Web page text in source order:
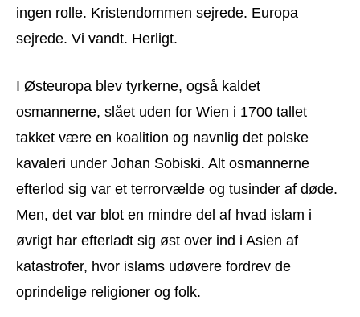
ingen rolle. Kristendommen sejrede. Europa
sejrede. Vi vandt. Herligt.
I Østeuropa blev tyrkerne, også kaldet
osmannerne, slået uden for Wien i 1700 tallet
takket være en koalition og navnlig det polske
kavaleri under Johan Sobiski. Alt osmannerne
efterlod sig var et terrorvælde og tusinder af døde.
Men, det var blot en mindre del af hvad islam i
øvrigt har efterladt sig øst over ind i Asien af
katastrofer, hvor islams udøvere fordrev de
oprindelige religioner og folk.